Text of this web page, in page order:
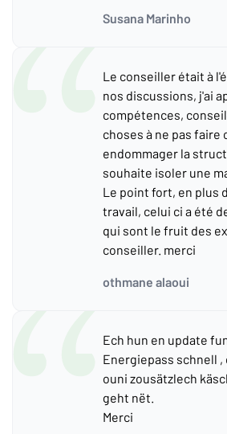
Susana Marinho
Le conseiller était à
nos discussions, j'ai
compétences,
choses à ne pas faire
endommager la
souhaite isoler une
Le point fort, en plus
travail, celui ci a été
qui sont le fruit des
conseiller. merci
othmane alaoui
Ech hun en update
Energiepass schnell
ouni zousätzlech
geht nët.
Merci